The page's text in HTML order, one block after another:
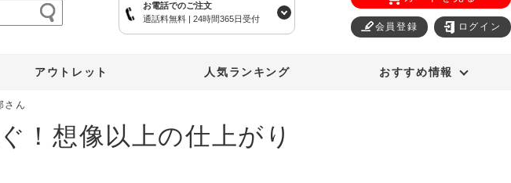
お電話でのご注文
通話料無料 | 24時間365日受付
会員登録 ログイン
アウトレット 人気ランキング おすすめ情報
さん
！想像以上の仕上がり